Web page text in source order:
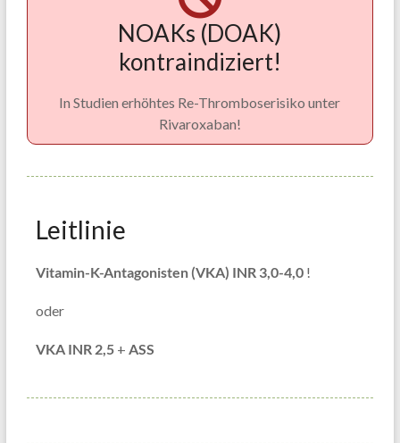
NOAKs (DOAK)
kontraindiziert!
In Studien erhöhtes Re-Thromboserisiko unter
Rivaroxaban!
Leitlinie
Vitamin-K-Antagonisten (VKA) INR 3,0-4,0!
oder
VKA INR 2,5+ ASS